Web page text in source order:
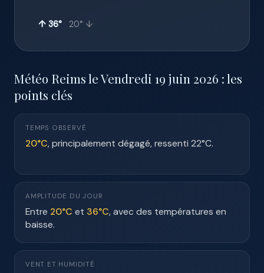
↑ 36° 20° ↓
Météo Reims le Vendredi 19 juin 2026 : les
points clés
TEMPS OBSERVÉ
20°C, principalement dégagé, ressenti 22°C.
AMPLITUDE DU JOUR
Entre 20°C et 36°C, avec des températures en
baisse.
VENT ET HUMIDITÉ